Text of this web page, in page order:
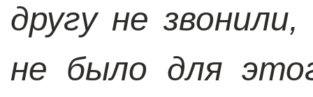
другу не
не было для